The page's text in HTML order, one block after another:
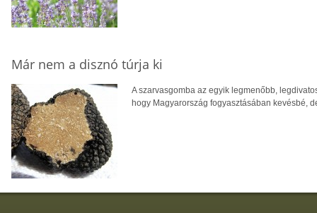
Már nem a disznó túrja ki
A szarvasgomba az egyik legmenőbb,
hogy Magyarország fogyasztásában kevésbé,